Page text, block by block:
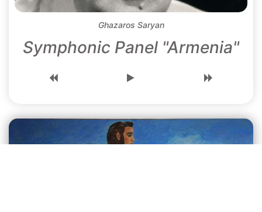
Ghazaros Saryan
Symphonic Panel "Armenia"